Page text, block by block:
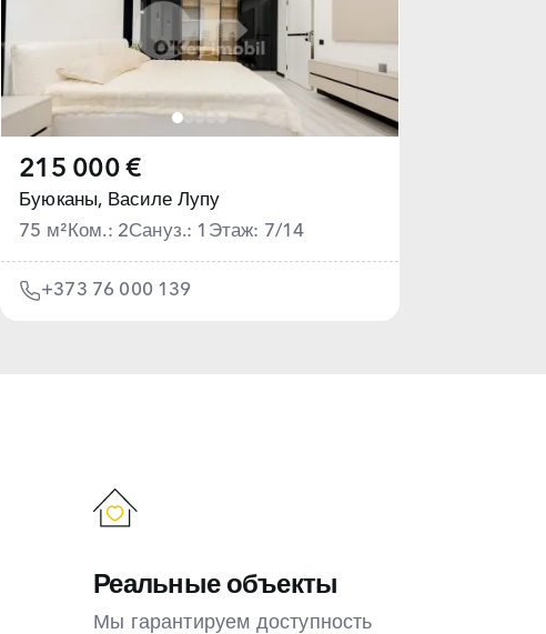
215 000 €
Буюканы, Василе Лупу
75 м² Ком.: 2Сануз.: 1 Этаж: 7/14
+373 76 000 139
Реальные объекты
Мы гарантируем доступность